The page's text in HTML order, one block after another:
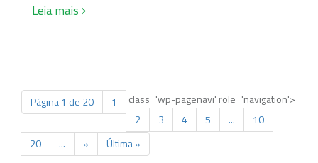
Leia mais
class='wp-pagenavi' role='navigation'>
Página 1 de 20
1
2
3 4 5 ...
10
20
... » Última »